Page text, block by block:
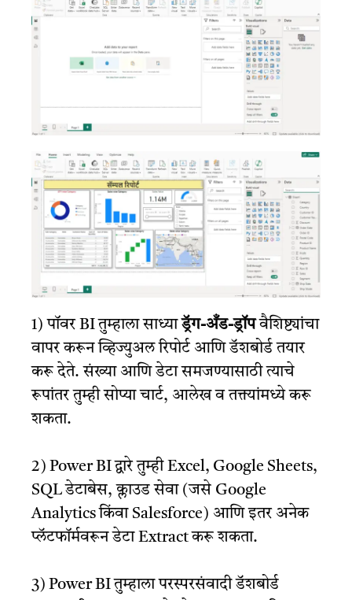
1) पॉवर BI तुम्हाला साध्या ड्रॅग-अँड-ड्रॉपवैशिष्ट्यांचा
वापर करून व्हिज्युअल रिपोर्ट आणि डॅशबोर्ड तयार
करू देते. संख्या आणि डेटा समजण्यासाठी त्याचे
रूपांतर तुम्ही सोप्या चार्ट, आलेख व तक्त्यांमध्ये करू
शकता.
2) Power BI द्वारे तुम्ही Excel, Google Sheets,
SQL डेटाबेस, क्लाउड सेवा (जसे Google
Analytics किंवा Salesforce) आणि इतर अनेक
प्लॅटफॉर्मवरून डेटा Extract करू शकता.
3) Power BI तुम्हाला परस्परसंवादी डॅशबोर्ड